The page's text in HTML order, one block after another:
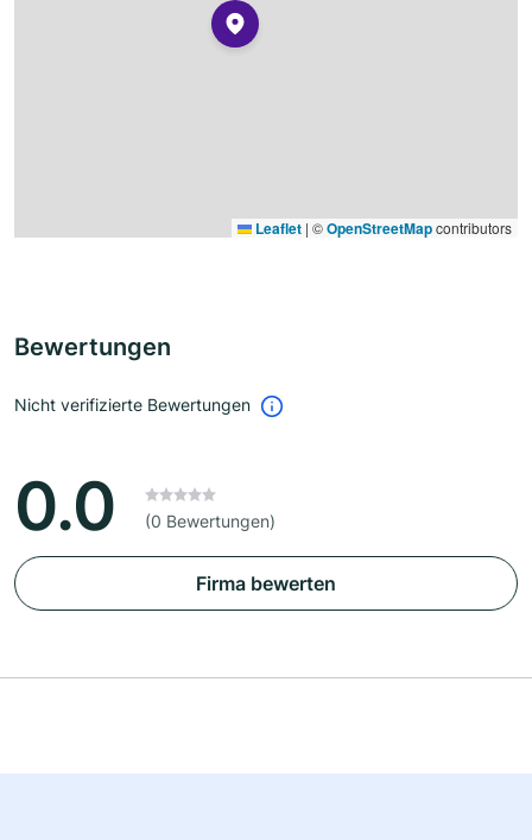
Leaflet | ©OpenStreetMapcontributors
Bewertungen
Nicht verifizierte Bewertungen
0.0 (0 Bewertungen)
Firma bewerten